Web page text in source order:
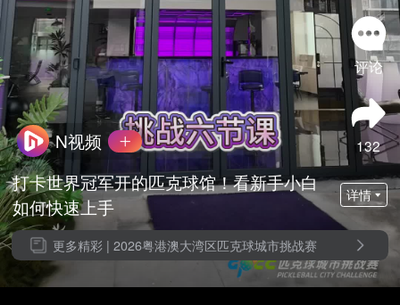
评论
132
N视频
打卡世界冠军开的匹克球馆！看新手小白
如何快速上手
详情
更多精彩 | 2026粤港澳大湾区匹克球城市挑战赛